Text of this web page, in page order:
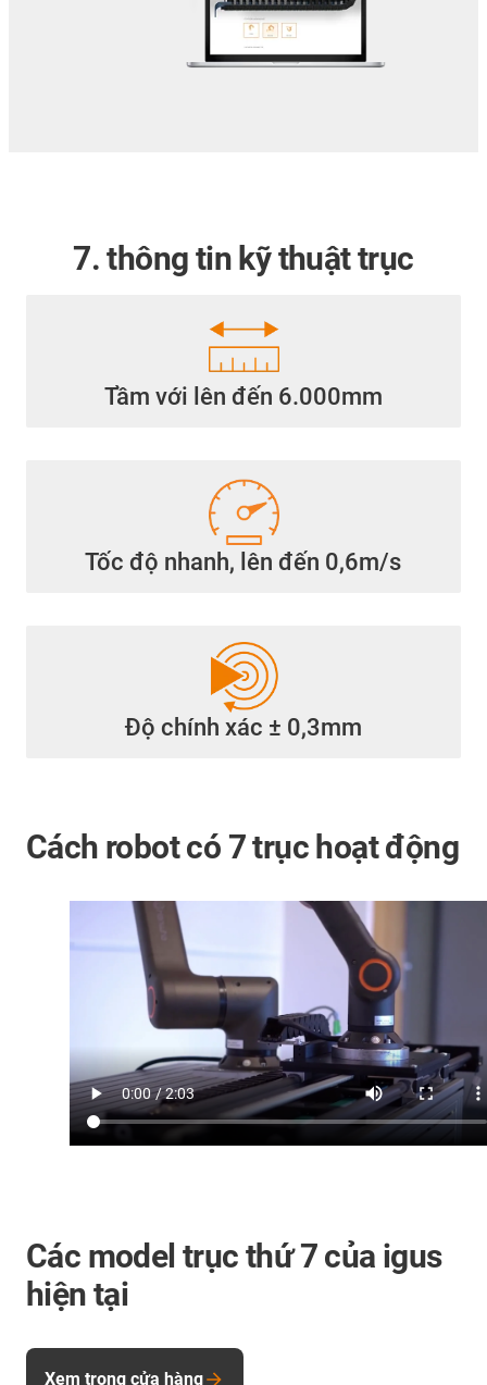
7. thông tin kỹ thuật trục
Tầm với lên đến 6.000mm
Tốc độ nhanh, lên đến 0,6m/s
Độ chính xác ± 0,3mm
Cách robot có 7 trục hoạt động
Các model trục thứ 7 của igus
hiện tại
Xem trong cửa hàng